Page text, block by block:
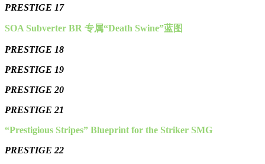
PRESTIGE 17
SOA Subverter BR 专属“Death Swine”蓝图
PRESTIGE 18
PRESTIGE 19
PRESTIGE 20
PRESTIGE 21
“Prestigious Stripes” Blueprint for the Striker SMG
PRESTIGE 22